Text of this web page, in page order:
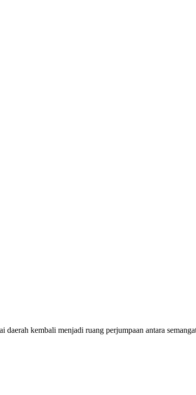
kembali menjadi ruang perjumpaan antara